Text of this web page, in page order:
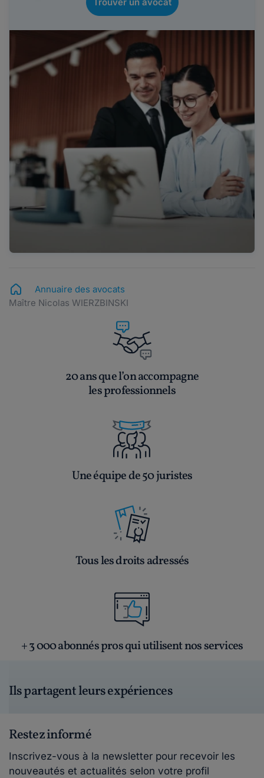
Annuaire des avocats
Maître Nicolas WIERZBINSKI
20 ans que l’on accompagne
les professionnels
Une équipe de 50 juristes
Tous les droits adressés
+ 3 000 abonnés pros qui utilisent nos services
Ils partagent leurs expériences
Restez informé
Inscrivez-vous à la newsletter pour recevoir les
nouveautés et actualités selon votre profil